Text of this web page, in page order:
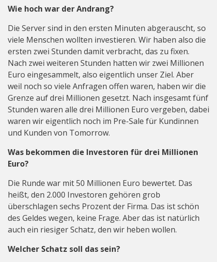
Wie hoch war der Andrang?
Die Server sind in den ersten Minuten abgerauscht, so
viele Menschen wollten investieren. Wir haben also die
ersten zwei Stunden damit verbracht, das zu fixen.
Nach zwei weiteren Stunden hatten wir zwei Millionen
Euro eingesammelt, also eigentlich unser Ziel. Aber
weil noch so viele Anfragen offen waren, haben wir die
Grenze auf drei Millionen gesetzt. Nach insgesamt fünf
Stunden waren alle drei Millionen Euro vergeben, dabei
waren wir eigentlich noch im Pre-Sale für Kundinnen
und Kunden von Tomorrow.
Was bekommen die Investoren für drei Millionen
Euro?
Die Runde war mit 50 Millionen Euro bewertet. Das
heißt, den 2.000 Investoren gehören grob
überschlagen sechs Prozent der Firma. Das ist schön
des Geldes wegen, keine Frage. Aber das ist natürlich
auch ein riesiger Schatz, den wir heben wollen.
Welcher Schatz soll das sein?